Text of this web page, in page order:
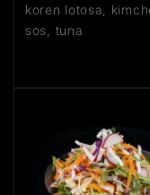
koren lotosa,
sos, tuna